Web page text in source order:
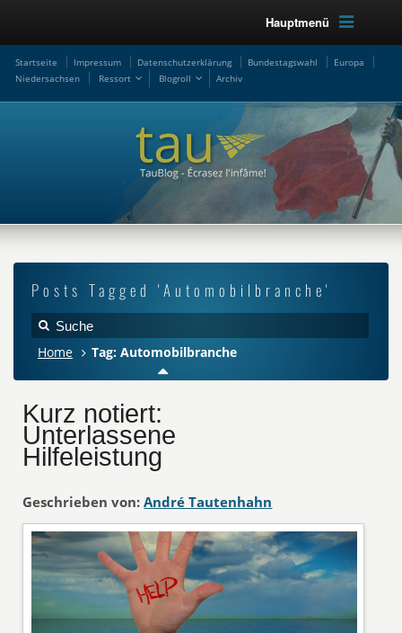
Hauptmenü
Startseite Impressum Datenschutzerklärung Bundestagswahl
Europa
Niedersachsen
Ressort Blogroll Archiv
Posts Tagged 'Automobilbranche'
Home Tag: Automobilbranche
Kurz notiert:
Unterlassene
Hilfeleistung
Geschrieben von: André Tautenhahn